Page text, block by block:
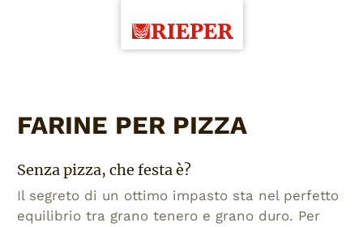
FARINE PER PIZZA
Senza pizza, che festa è?
Il segreto di un ottimo impasto sta nel perfetto
equilibrio tra grano tenero e grano duro. Per